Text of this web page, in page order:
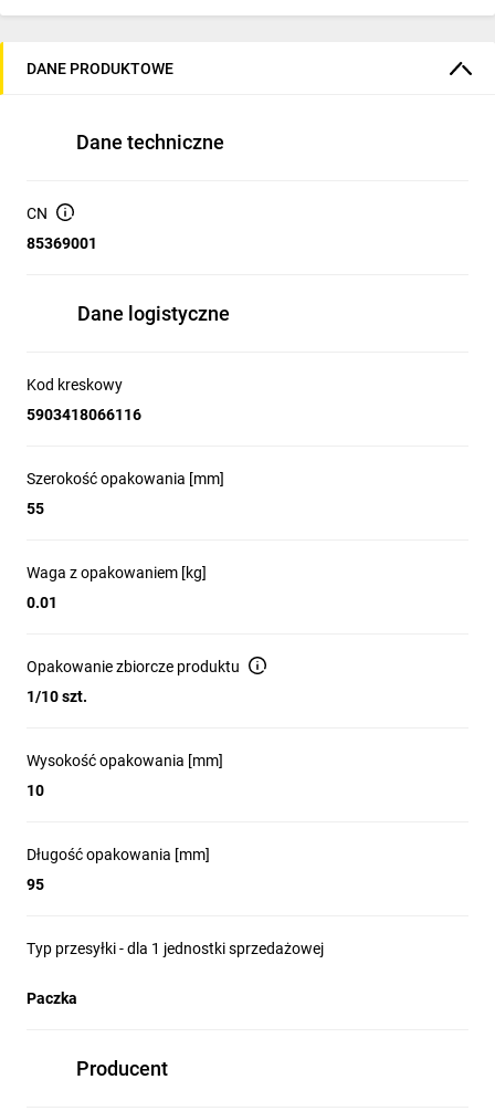
DANE PRODUKTOWE
Dane techniczne
CN
85369001
Dane logistyczne
Kod kreskowy
5903418066116
Szerokość opakowania [mm]
55
Waga z opakowaniem [kg]
0.01
Opakowanie zbiorcze produktu
1/10 szt.
Wysokość opakowania [mm]
10
Długość opakowania [mm]
95
Typ przesyłki - dla 1 jednostki sprzedażowej
Paczka
Producent